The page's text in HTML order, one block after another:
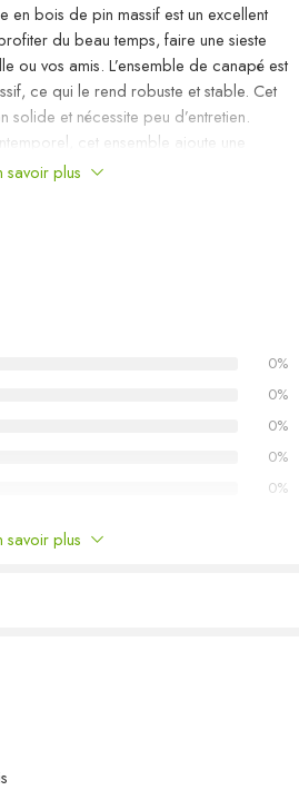
en bois de pin massif est un excellent
du beau temps, faire une sieste
ou vos amis. L’ensemble de canapé est
ce qui le rend robuste et stable. Cet
solide et nécessite peu d’entretien.
cet ensemble ajoute une
votre espace de vie. Remarque : afin
avec une housse imperméable.
: 70 x 70 x 67 cm (l x P x H)
x 70 x 30 cm (l x P x H)
(par siège) : 110 kg
savoir plus
0%
0%
0%
0%
0%
savoir plus